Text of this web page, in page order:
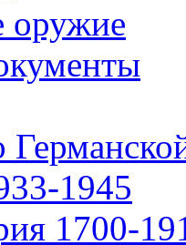
оружие
1945
1700-